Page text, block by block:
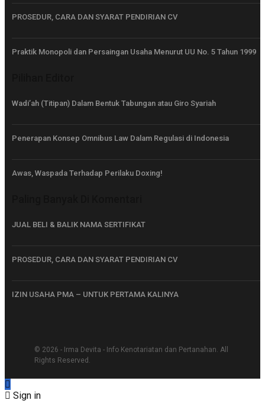
PROSEDUR, CARA DAN SYARAT PENDIRIAN CV
Praktik Monopoli dan Persaingan Usaha Menurut UU No. 5 Tahun 1999
Wadi’ah (Titipan) Dalam Bentuk Tabungan atau Giro Syariah
Penerapan Konsep Omnibus Law Dalam Regulasi di Indonesia
Awas, Waspada Terhadap Perilaku Doxing!
JUAL BELI & BALIK NAMA SERTIFIKAT
PROSEDUR, CARA DAN SYARAT PENDIRIAN CV
IZIN USAHA PMA – UNTUK PERTAMA KALINYA
© 2026 - Irma Devita - Info Kenotariatan dan Pertanahan. All
Rights Reserved.
Sign in